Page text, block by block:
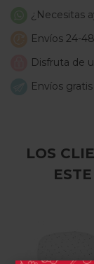
¿Necesitas
Envíos 24-
Disfruta de
Envíos
LOS